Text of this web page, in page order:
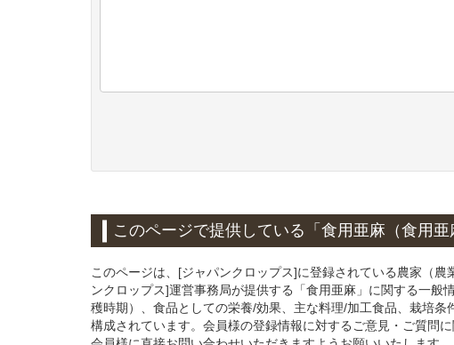
このページで提供している 「食用亜麻（食用
このページは、[ジャパンクロップス]に登録されている農家（
ンクロップス]運営事務局が提供する「食用亜麻」に関する一般
穫時期）、食品としての栄養/効果、主な料理/加工食品、栽培
構成されています。会員様の登録情報に対するご意見・ご質問